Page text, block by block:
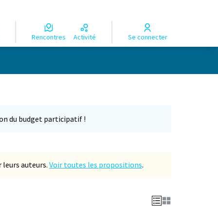
Rencontres Activité Se connecter
du budget participatif !
auteurs. Voir toutes les propositions.